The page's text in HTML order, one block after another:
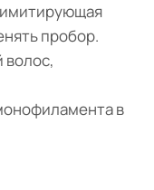
имитирующая
пробор.
волос,
в